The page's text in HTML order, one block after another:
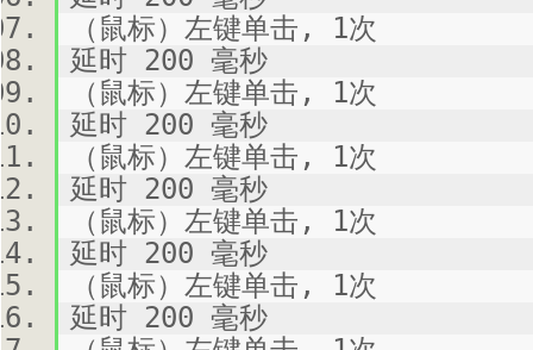
（鼠标）左键单击, 1次
延时 200 毫秒
（鼠标）左键单击, 1次
延时 200 毫秒
（鼠标）左键单击, 1次
延时 200 毫秒
（鼠标）左键单击, 1次
延时 200 毫秒
（鼠标）左键单击, 1次
延时 200 毫秒